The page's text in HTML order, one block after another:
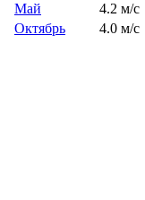
Май
4.2 м/с
Октябрь
4.0 м/с